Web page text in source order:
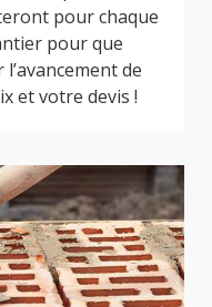
pour chaque
pour que
de
et votre devis !